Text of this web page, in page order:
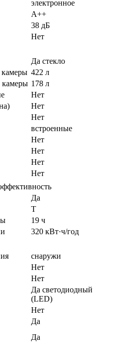
электронное
A++
38 дБ
Нет
Да стекло
камеры 422 л
камеры 178 л
Нет
Нет
Нет
встроенные
Нет
Нет
Нет
Нет
Да
T
19 ч
320 кВт·ч/год
снаружи
Нет
Нет
Да светодиодный
(LED)
Нет
Да
Да